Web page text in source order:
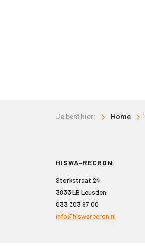
Je bent hier: Home
HISWA-RECRON
Storkstraat 24
3833 LB Leusden
033 303 97 00
info@hiswarecron.nl